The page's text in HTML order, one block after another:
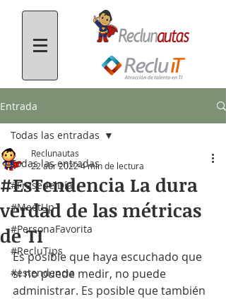
Entrada
Todas las entradas
#FrasedelDía
#MeetUp
#PersonaFavorita
#RecluTips
#estendencia
Todas las entradas
#EsTendencia La dura
verdad de las métricas
de TI
Reclunautas
22 abr 20224 min de lectura
Es posible que haya escuchado que
si no puede medir, no puede
administrar. Es posible que también